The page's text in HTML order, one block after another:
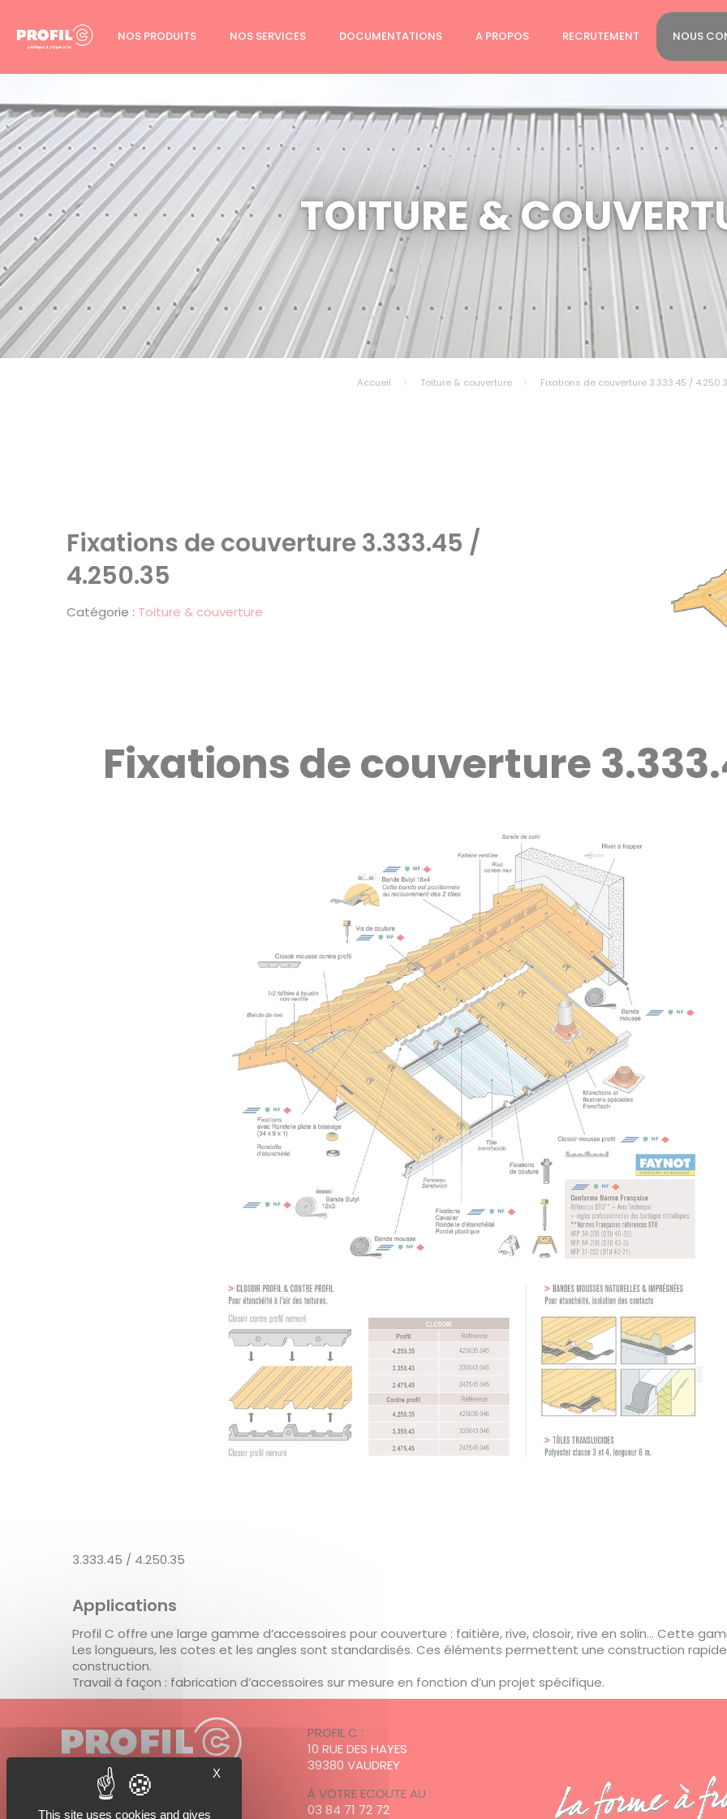
NOS PRODUITS NOS SERVICES DOCUMENTATIONS A PROPOS RECRUTEMENT NOUS
TOITURE &
Accueil Toiture & couverture Fixations de couverture 3.333.45 /
Fixations de couverture 3.333.45 /
4.250.35
Catégorie : Toiture & couverture
Fixations de couverture
3.333.45 / 4.250.35
Applications
Profil C offre une large gamme d’accessoires pour couverture : faitière, rive, closoir, rive en solin… Cette
Les longueurs, les cotes et les angles sont standardisés. Ces éléments permettent une construction
construction.
Travail à façon : fabrication d’accessoires sur mesure en fonction d’un projet spécifique.
PROFIL C :
10 RUE DES HAYES
39380 VAUDREY
À VOTRE ECOUTE AU :
03 84 71 72 72
X
This site uses cookies and gives